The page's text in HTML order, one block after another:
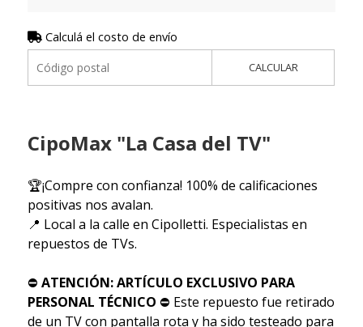
Calculá el costo de envío
CALCULAR
CipoMax "La Casa del TV"
🏆¡Compre con confianza! 100% de calificaciones
positivas nos avalan.
📍 Local a la calle en Cipolletti. Especialistas en
repuestos de TVs.
⛔ ATENCIÓN: ARTÍCULO EXCLUSIVO PARA
PERSONAL TÉCNICO ⛔ Este repuesto fue retirado
de un TV con pantalla rota y ha sido testeado para